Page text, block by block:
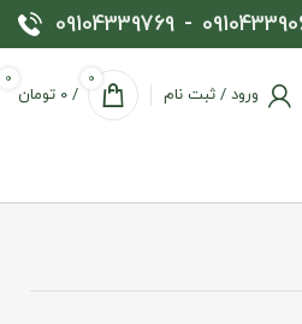
09104339769 -
ورود / ثبت نام
0
0
/
0 تومان